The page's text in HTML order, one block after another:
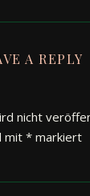
A REPLY
nicht
mit * markiert